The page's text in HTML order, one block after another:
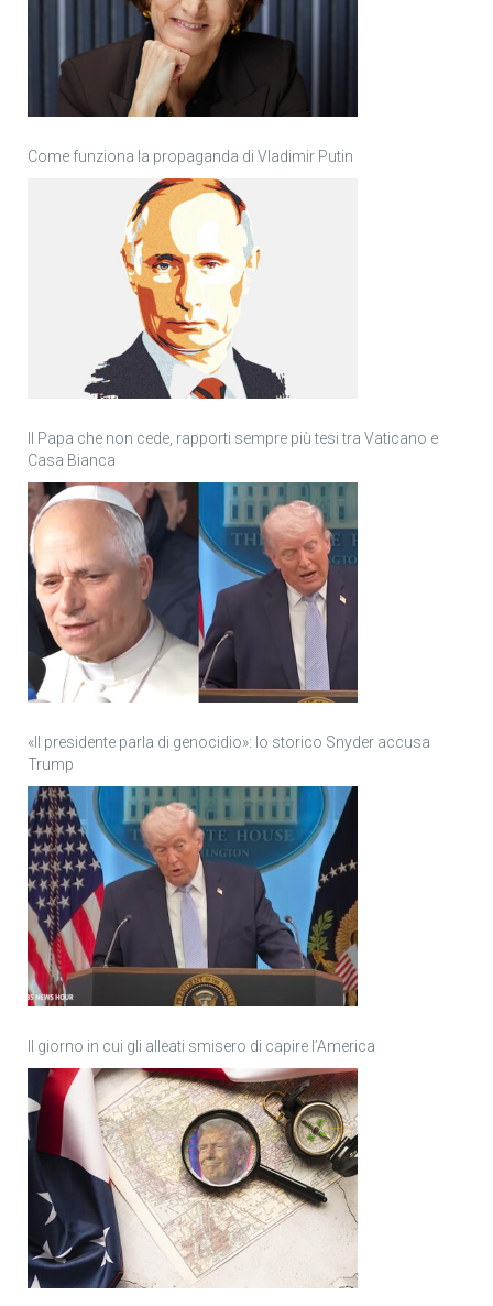
Come funziona la propaganda di Vladimir Putin
Il Papa che non cede, rapporti sempre più tesi tra Vaticano e
Casa Bianca
«Il presidente parla di genocidio»: lo storico Snyder accusa
Trump
Il giorno in cui gli alleati smisero di capire l’America